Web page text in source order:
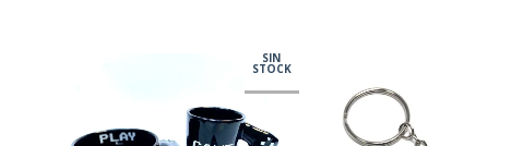
SIN
STOCK